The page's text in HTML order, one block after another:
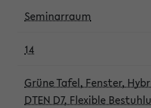
Seminarraum
14
Grüne Tafel, Fenster,
DTEN D7, Flexible